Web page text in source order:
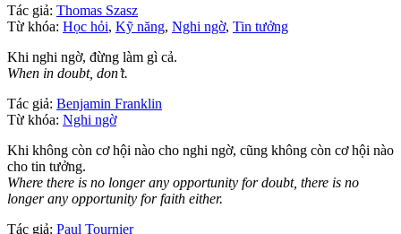
Tác giả: Thomas Szasz
Từ khóa: Học hỏi, Kỹ năng, Nghi ngờ, Tin tưởng
Khi nghi ngờ, đừng làm gì cả.
When in doubt, don’t.
Tác giả: Benjamin Franklin
Từ khóa: Nghi ngờ
Khi không còn cơ hội nào cho nghi ngờ, cũng không còn cơ hội nào
cho tin tưởng.
Where there is no longer any opportunity for doubt, there is no
longer any opportunity for faith either.
Tác giả: Paul Tournier